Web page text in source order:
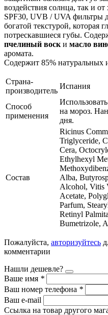
воздействия солнца, так и
SPF30, UVB / UVA фильтры
богатой текстурой, которая
потрескавшиеся губы.
пчелиный воск и масло
аромата.
Содержит 85% натуральных
Страна-
производитель
Испания
Способ
применения
на мороз.
дня.
Состав
Ricinus
Triglyceride,
Cera,
Ethylhexyl
Alba,
Alcohol, Vitis
Acetate,
Parfum,
Retinyl
Bumetrizole,
Пожалуйста, авторизуйтесь
комментарии
Нашли дешевле?
Ваше имя *
Ваш номер телефона *
Ваш e-mail
Ссылка на товар другого